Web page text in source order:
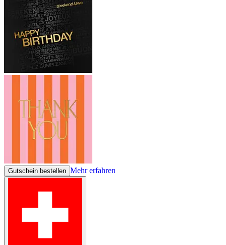
Gutschein bestellen Mehr erfahren